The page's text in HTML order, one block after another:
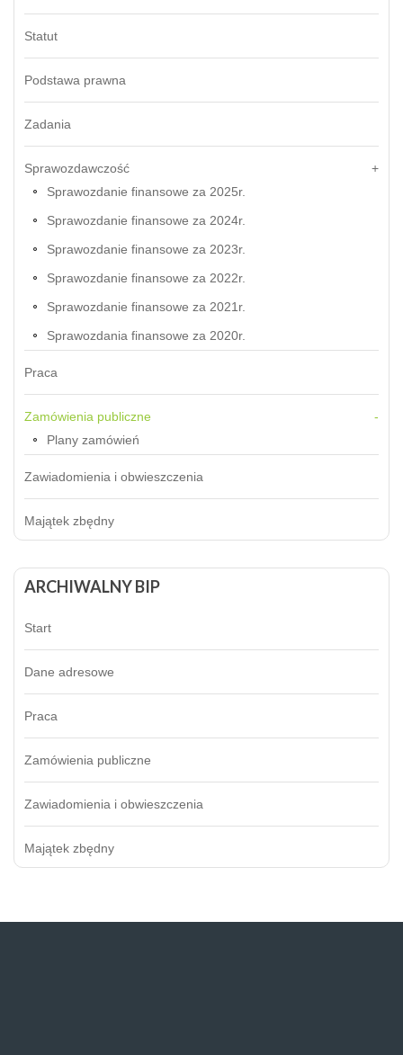
Statut
Podstawa prawna
Zadania
Sprawozdawczość
Sprawozdanie finansowe za 2025r.
Sprawozdanie finansowe za 2024r.
Sprawozdanie finansowe za 2023r.
Sprawozdanie finansowe za 2022r.
Sprawozdanie finansowe za 2021r.
Sprawozdania finansowe za 2020r.
Praca
Zamówienia publiczne
Plany zamówień
Zawiadomienia i obwieszczenia
Majątek zbędny
ARCHIWALNYBIP
Start
Dane adresowe
Praca
Zamówienia publiczne
Zawiadomienia i obwieszczenia
Majątek zbędny